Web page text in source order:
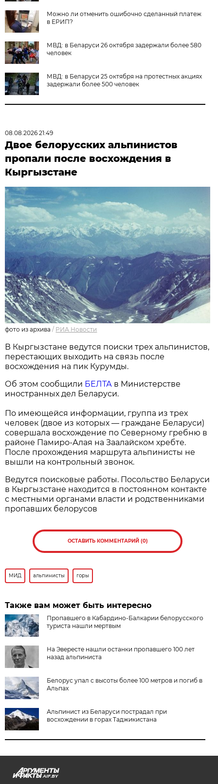
Можно ли отменить ошибочно сделанный платеж
в ЕРИП?
МВД: в Беларуси 26 октября задержали более 580
человек
МВД: в Беларуси 25 октября на протестных акциях
задержали более 500 человек
08.08.2026 21:49
Двое белорусских альпинистов
пропали после восхождения в
Кыргызстане
фото из архива / РИА Новости
В Кыргызстане ведутся поиски трех альпинистов,
перестающих выходить на связь после
восхождения на пик Курумды.
Об этом сообщили БЕЛТА в Министерстве
иностранных дел Беларуси.
По имеющейся информации, группа из трех
человек (двое из которых — граждане Беларуси)
совершала восхождение по Северному гребню в
районе Памиро-Алая на Заалайском хребте.
После прохождения маршрута альпинисты не
вышли на контрольный звонок.
Ведутся поисковые работы. Посольство Беларуси
в Кыргызстане находится в постоянном контакте
с местными органами власти и родственниками
пропавших белорусов
ОСТАВИТЬ КОММЕНТАРИЙ (0)
МИД альпинисты горы
Также вам может быть интересно
Пропавшего в Кабардино-Балкарии белорусского
туриста нашли мертвым
На Эвересте нашли останки пропавшего 100 лет
назад альпиниста
Белорус упал с высоты более 100 метров и погиб в
Альпах
Альпинист из Беларуси пострадал при
восхождении в горах Таджикистана
AIF.BY